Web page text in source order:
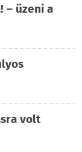
– üzeni a
volt